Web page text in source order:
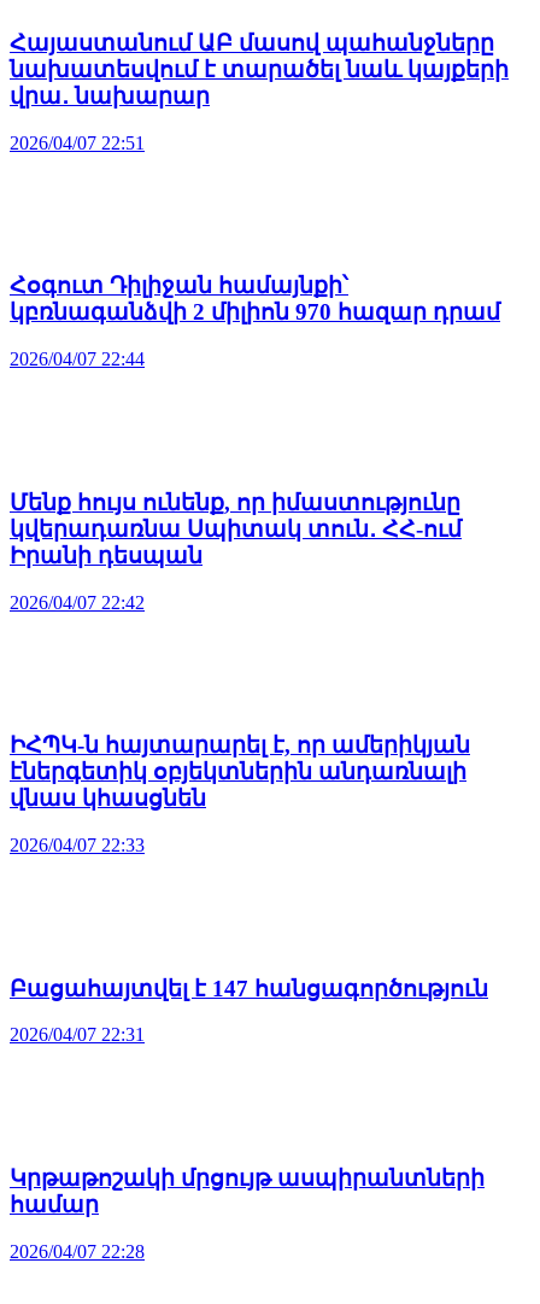
Հայաստանում ԱԲ մասով պահանջները
նախատեսվում է տարածել նաև կայքերի
վրա․ նախարար
2026/04/07 22:51
Հօգուտ Դիլիջան համայնքի՝
կբռնագանձվի 2 միլիոն 970 հազար դրամ
2026/04/07 22:44
Մենք հույս ունենք, որ իմաստությունը
կվերադառնա Սպիտակ տուն․ ՀՀ-ում
Իրանի դեսպան
2026/04/07 22:42
ԻՀՊԿ-ն հայտարարել է, որ ամերիկյան
էներգետիկ օբյեկտներին անդառնալի
վնաս կհասցնեն
2026/04/07 22:33
Բացահայտվել է 147 հանցագործություն
2026/04/07 22:31
Կրթաթոշակի մրցույթ ասպիրանտների
համար
2026/04/07 22:28